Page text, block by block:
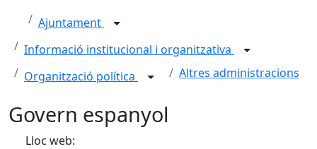
Ajuntament
Informació institucional i organitzativa
Organització política
Altres administracions
Govern espanyol
Lloc web: